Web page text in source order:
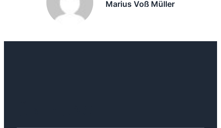
Marius Voß Müller